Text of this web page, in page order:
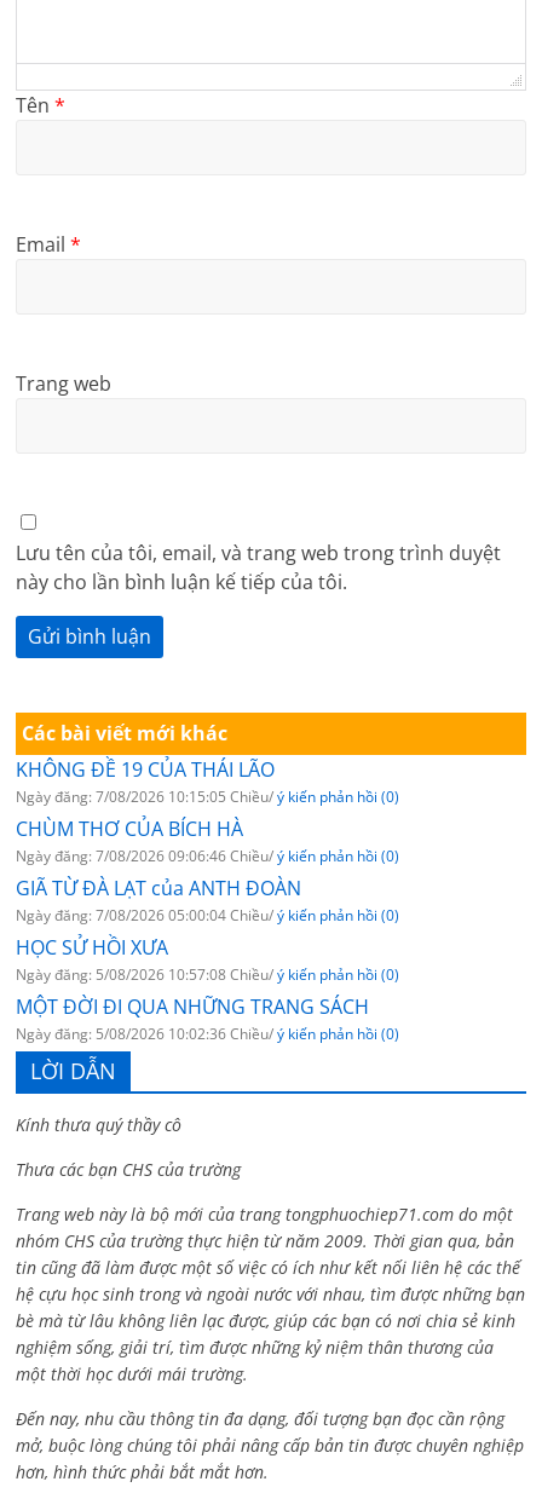
Tên*
Email*
Trang web
Lưu tên của tôi, email, và trang web trong trình duyệt
này cho lần bình luận kế tiếp của tôi.
Các bài viết mới khác
KHÔNG ĐỀ 19 CỦA THÁI LÃO
Ngày đăng: 7/08/2026 10:15:05 Chiều/ý kiến phản hồi (0)
CHÙM THƠ CỦA BÍCH HÀ
Ngày đăng: 7/08/2026 09:06:46 Chiều/ý kiến phản hồi (0)
GIÃ TỪ ĐÀ LẠT của ANTH ĐOÀN
Ngày đăng: 7/08/2026 05:00:04 Chiều/ý kiến phản hồi (0)
HỌC SỬ HỒI XƯA
Ngày đăng: 5/08/2026 10:57:08 Chiều/ý kiến phản hồi (0)
MỘT ĐỜI ĐI QUA NHỮNG TRANG SÁCH
Ngày đăng: 5/08/2026 10:02:36 Chiều/ý kiến phản hồi (0)
LỜI DẪN
Kính thưa quý thầy cô
Thưa các bạn CHS của trường
Trang web này là bộ mới của trang tongphuochiep71.com do một
nhóm CHS của trường thực hiện từ năm 2009. Thời gian qua, bản
tin cũng đã làm được một số việc có ích như kết nối liên hệ các thế
hệ cựu học sinh trong và ngoài nước với nhau, tìm được những bạn
bè mà từ lâu không liên lạc được, giúp các bạn có nơi chia sẻ kinh
nghiệm sống, giải trí, tìm được những kỷ niệm thân thương của
một thời học dưới mái trường.
Đến nay, nhu cầu thông tin đa dạng, đối tượng bạn đọc cần rộng
mở, buộc lòng chúng tôi phải nâng cấp bản tin được chuyên nghiệp
hơn, hình thức phải bắt mắt hơn.